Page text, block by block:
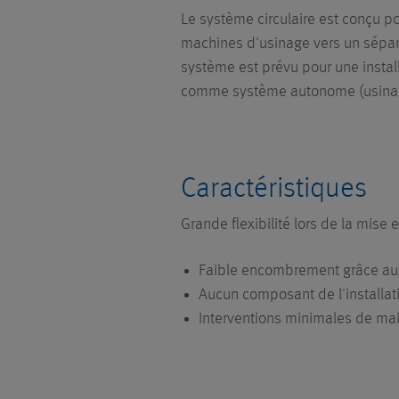
Le système circulaire est conçu
machines d'usinage vers un
système est prévu pour une
comme système autonome
Caractéristiques
Grande flexibilité lors de la mise
Faible encombrement grâce
Aucun composant de
Interventions minimales de